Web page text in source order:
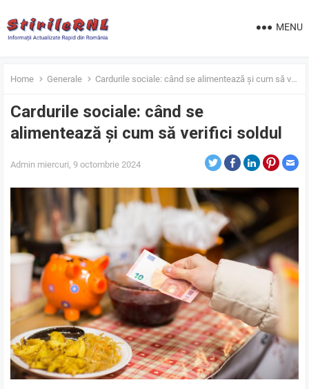
MENU
Home Generale Cardurile sociale: când se alimentează și cum să verifici soldul
Cardurile sociale: când se
alimentează și cum să verifici soldul
Admin miercuri, 9 octombrie 2024